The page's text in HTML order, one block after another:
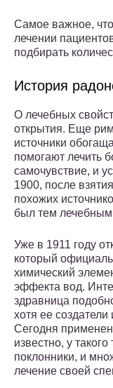
Самое важное,
лечении
подбирать
История
О лечебных
открытия. Еще
источники
помогают лечить
самочувствие, и
1900, после
похожих
был тем
Уже в 1911 году
который
химический
эффекта вод.
здравница
хотя ее
Сегодня
известно, у
поклонники, и
лечение своей